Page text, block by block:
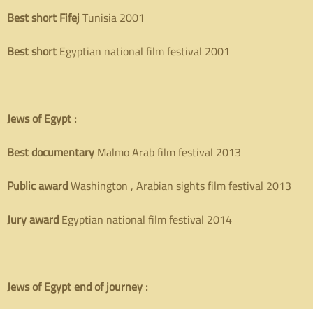
Best short FifejTunisia 2001
Best shortEgyptian national film festival 2001
Jews of Egypt :
Best documentaryMalmo Arab film festival 2013
Public awardWashington , Arabian sights film festival 2013
Jury awardEgyptian national film festival 2014
Jews of Egypt end of journey :